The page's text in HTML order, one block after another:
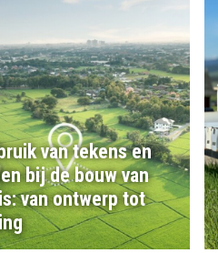
van tekens en
bij de bouw van
van ontwerp tot